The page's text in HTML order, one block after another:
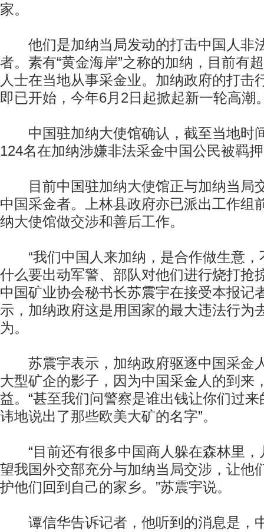
家。
他们是加纳当局发动的打击中国人非
者。素有“黄金海岸”之称的加纳，目前有
人士在当地从事采金业。加纳政府的打击
即已开始，今年6月2日起掀起新一轮高潮
中国驻加纳大使馆确认，截至当地时
124名在加纳涉嫌非法采金中国公民被羁
目前中国驻加纳大使馆正与加纳当局
中国采金者。上林县政府亦已派出工作组
纳大使馆做交涉和善后工作。
“我们中国人来加纳，是合作做生意，
什么要出动军警、部队对他们进行烧打抢
中国矿业协会秘书长苏震宇在接受本报记
示，加纳政府这是用国家的最大违法行为
为。
苏震宇表示，加纳政府驱逐中国采金
大型矿企的影子，因为中国采金人的到来
益。“甚至我们问警察是谁出钱让你们过
讳地说出了那些欧美大矿的名字”。
“目前还有很多中国商人躲在森林里，
望我国外交部充分与加纳当局交涉，让他
护他们回到自己的家乡。”苏震宇说。
谭信华告诉记者，他听到的消息是，